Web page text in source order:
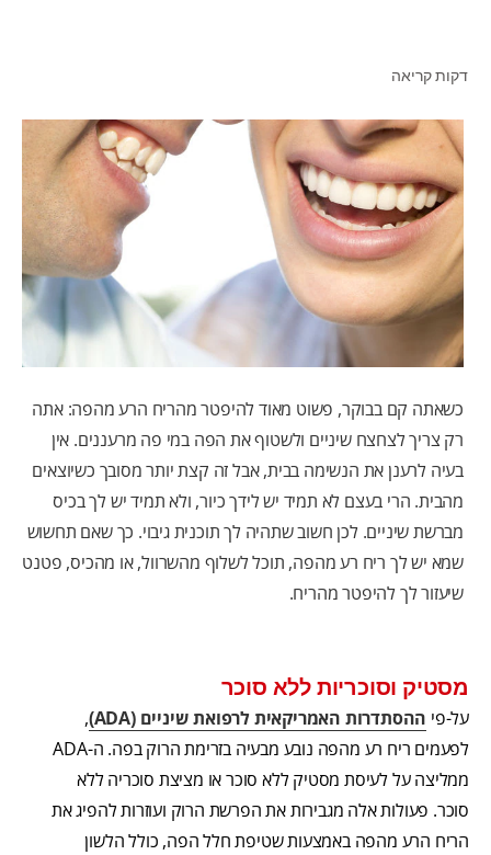
HE (IL)
דקות קריאה
כשאתה קם בבוקר, פשוט מאוד להיפטר מהריח הרע מהפה: אתה
רק צריך לצחצח שיניים ולשטוף את הפה במי פה מרעננים. אין
בעיה לרענן את הנשימה בבית, אבל זה קצת יותר מסובך כשיוצאים
מהבית. הרי בעצם לא תמיד יש לידך כיור, ולא תמיד יש לך בכיס
מברשת שיניים. לכן חשוב שתהיה לך תוכנית גיבוי. כך שאם תחשוש
שמא יש לך ריח רע מהפה, תוכל לשלוף מהשרוול, או מהכיס, פטנט
שיעזור לך להיפטר מהריח.
מסטיק וסוכריות ללא סוכר
על-פי ההסתדרות האמריקאית לרפואת שיניים (ADA)
,
לפעמים ריח רע מהפה נובע מבעיה בזרימת הרוק בפה. ה-ADA
ממליצה על לעיסת מסטיק ללא סוכר או מציצת סוכריה ללא
סוכר. פעולות אלה מגבירות את הפרשת הרוק ועוזרות להפיג את
הריח הרע מהפה באמצעות שטיפת חלל הפה, כולל הלשון